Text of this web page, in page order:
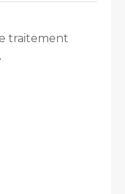
traitement